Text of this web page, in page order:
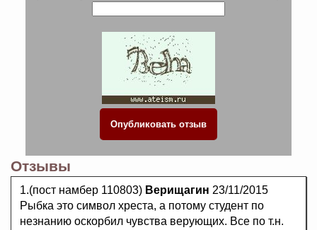
Отзывы
1.(пост намбер 110803) Верищагин 23/11/2015
Рыбка это символ хреста, а потому студент по
незнанию оскорбил чувства верующих. Все по т.н.